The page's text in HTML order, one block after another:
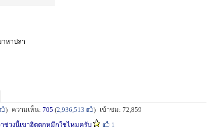
หาปลา
) ความเห็น: 705 (2,936,513 ) เข้าชม: 72,859
าช่วงนี้เขาฮิตตกหมึกใช่ไหมครับ
1